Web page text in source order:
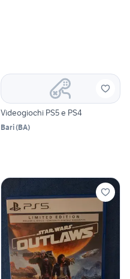
Videogiochi PS5 e PS4
Bari(BA)